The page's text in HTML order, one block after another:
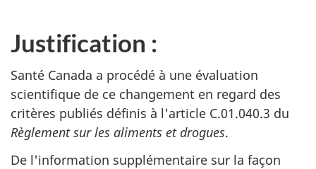
Justification :
Santé Canada a procédé à une évaluation
scientifique de ce changement en regard des
critères publiés définis à l'article C.01.040.3 du
Règlement sur les aliments et drogues.
De l'information supplémentaire sur la façon